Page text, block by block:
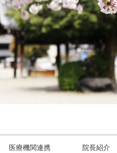
医療機関連携 院長紹介